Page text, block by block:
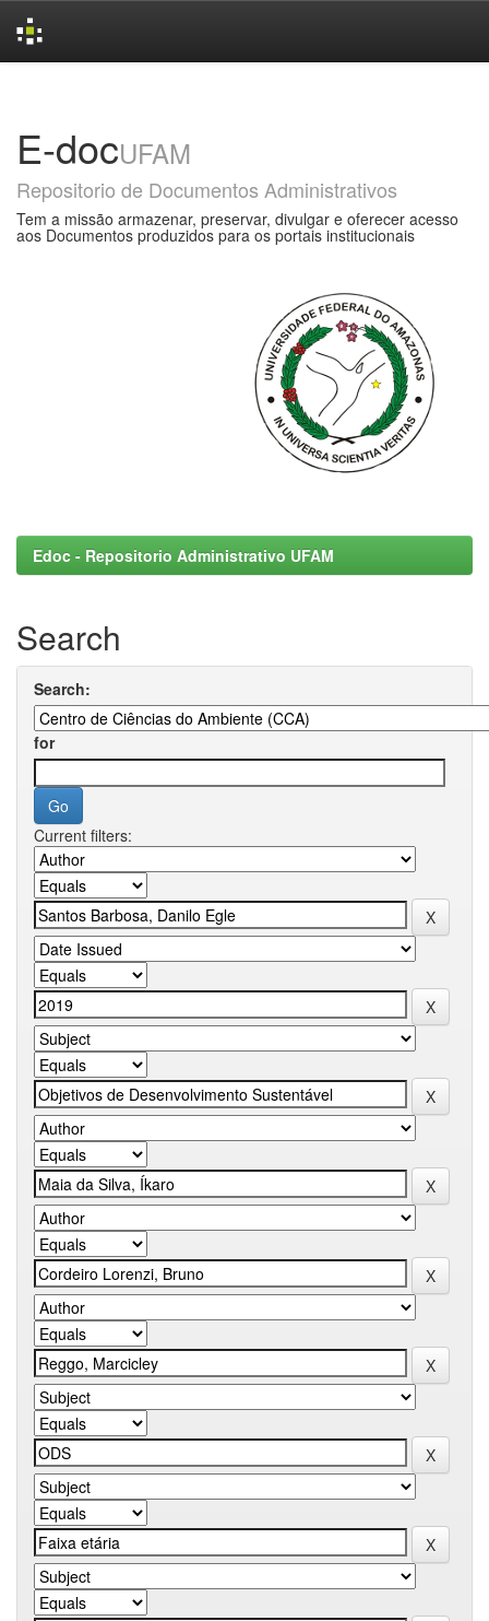
E-docUFAM
Repositorio de Documentos Administrativos
Tem a missão armazenar, preservar, divulgar e oferecer acesso
aos Documentos produzidos para os portais institucionais
Edoc - Repositorio Administrativo UFAM
Search
Search:
for
Current filters: